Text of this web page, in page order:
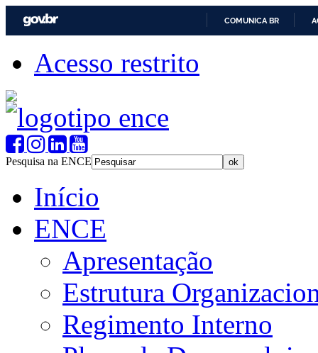
COMUNICA BR
Acesso restrito
Pesquisa na ENCE
Início
ENCE
Apresentação
Estrutura
Regimento Interno